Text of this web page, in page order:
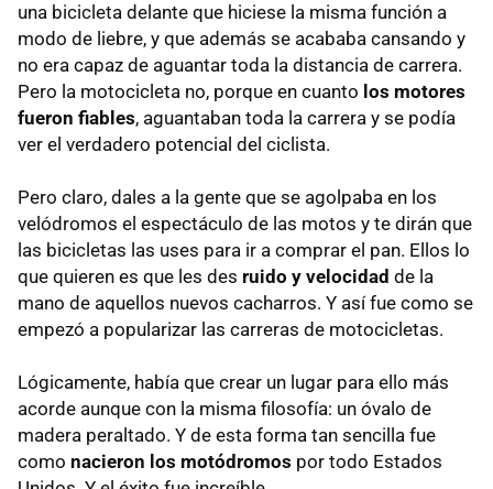
una bicicleta delante que hiciese la misma función a
modo de liebre, y que además se acababa cansando y
no era capaz de aguantar toda la distancia de carrera.
Pero la motocicleta no, porque en cuanto los motores
fueron fiables, aguantaban toda la carrera y se podía
ver el verdadero potencial del ciclista.
Pero claro, dales a la gente que se agolpaba en los
velódromos el espectáculo de las motos y te dirán que
las bicicletas las uses para ir a comprar el pan. Ellos lo
que quieren es que les des ruido y velocidad de la
mano de aquellos nuevos cacharros. Y así fue como se
empezó a popularizar las carreras de motocicletas.
Lógicamente, había que crear un lugar para ello más
acorde aunque con la misma filosofía: un óvalo de
madera peraltado. Y de esta forma tan sencilla fue
como nacieron los motódromos por todo Estados